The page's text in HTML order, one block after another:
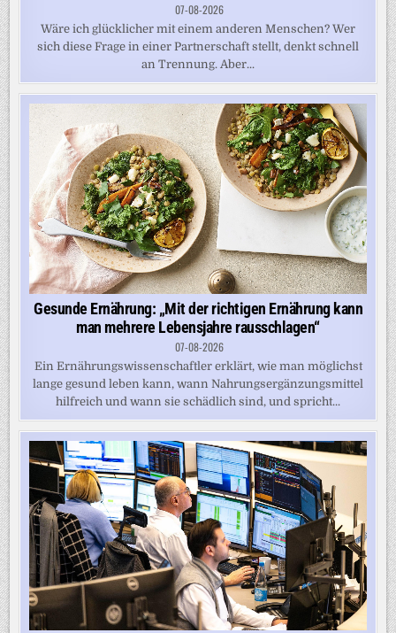
07-08-2026
Wäre ich glücklicher mit einem anderen Menschen? Wer
sich diese Frage in einer Partnerschaft stellt, denkt schnell
an Trennung. Aber...
Gesunde Ernährung: „Mit der richtigen Ernährung kann
man mehrere Lebensjahre rausschlagen“
07-08-2026
Ein Ernährungswissenschaftler erklärt, wie man möglichst
lange gesund leben kann, wann Nahrungsergänzungsmittel
hilfreich und wann sie schädlich sind, und spricht...